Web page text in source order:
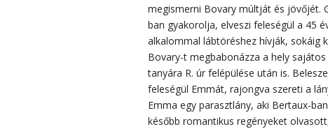
megismerni Bovary múltját és jövőjét.
ban gyakorolja, elveszi feleségül a 45
alkalommal lábtöréshez hívják, sokáig
Bovary-t megbabonázza a hely
tanyára R. úr felépülése után is.
feleségül Emmát, rajongva szereti a
Emma egy parasztlány, aki Bertaux-
később romantikus regényeket